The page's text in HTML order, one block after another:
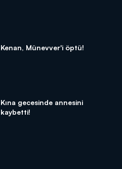
Kenan, Münevver'i öptü!
Kına gecesinde annesini
kaybetti!